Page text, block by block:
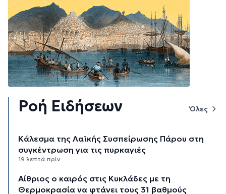
Ροή Ειδήσεων Όλες
Κάλεσμα της Λαϊκής Συσπείρωσης Πάρου στη
συγκέντρωση για τις πυρκαγιές
19 λεπτά πρίν
Αίθριος ο καιρός στις Κυκλάδες με τη
Θερμοκρασία να φτάνει τους 31 βαθμούς